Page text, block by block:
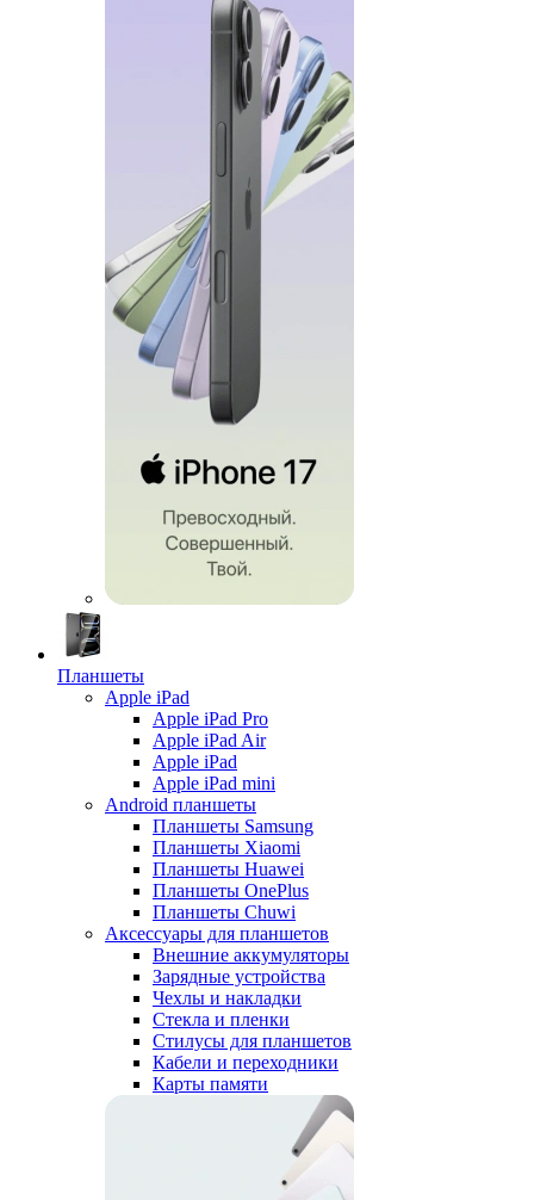
Планшеты
Apple iPad
Apple iPad Pro
Apple iPad Air
Apple iPad
Apple iPad mini
Android планшеты
Планшеты Samsung
Планшеты Xiaomi
Планшеты Huawei
Планшеты OnePlus
Планшеты Chuwi
Аксессуары для планшетов
Внешние аккумуляторы
Зарядные устройства
Чехлы и накладки
Стекла и пленки
Стилусы для планшетов
Кабели и переходники
Карты памяти